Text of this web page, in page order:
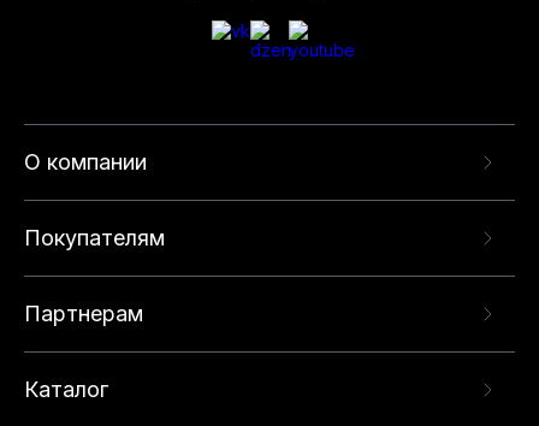
О компании
Покупателям
Партнерам
Каталог